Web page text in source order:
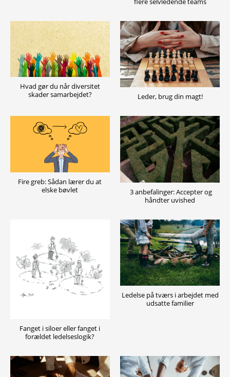
Hvad gør du når diversitet
skader samarbejdet?
Leder, brug din magt!
Fire greb: Sådan lærer du at
elske bøvlet
3 anbefalinger: Accepter og
håndter uvished
Fanget i siloer eller fanget i
forældet ledelseslogik?
Ledelse på tværs i arbejdet med
udsatte familier